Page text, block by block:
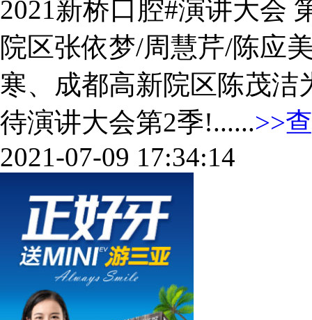
2021新桥口腔#演讲大会
院区张依梦/周慧芹/陈应
寒、成都高新院区陈茂
待演讲大会第2季!......>>
2021-07-09 17:34:14